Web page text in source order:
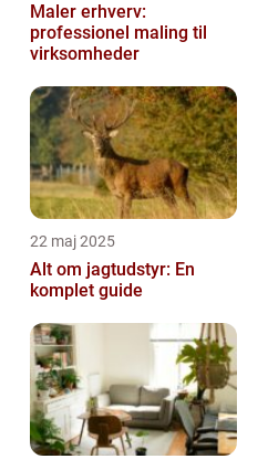
Maler erhverv:
professionel maling til
virksomheder
22 maj 2025
Alt om jagtudstyr: En
komplet guide